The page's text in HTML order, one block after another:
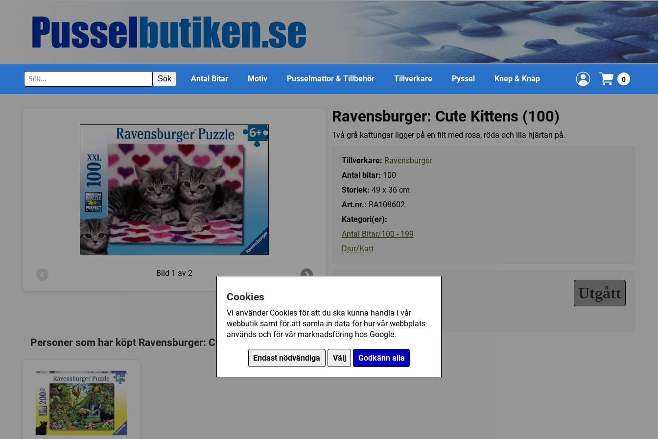
Cookies
Vi använder Cookies för att du ska kunna handla i vår
webbutik samt för att samla in data för hur vår webbplats
används och för vår marknadsföring hos Google.
Endast nödvändiga Välj Godkänn alla
Sök Antal Bitar Motiv Pusselmattor & Tillbehör Tillverkare Pyssel Knep & Knåp 0
Bild 1 av 2
Ravensburger: Cute Kittens (100)
Två grå kattungar ligger på en filt med rosa, röda och lila hjärtan på.
Tillverkare: Ravensburger
Antal bitar: 100
Storlek: 49 x 36 cm
Art.nr.: RA108602
Kategori(er):
Antal Bitar/100 - 199
Djur/Katt
Utgått
Ej tillgänglig
Personer som har köpt Ravensburger: Cute Kittens (100) har också köpt